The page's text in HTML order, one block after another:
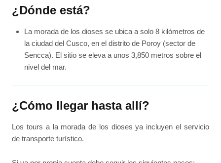
¿Dónde está?
La morada de los dioses se ubica a solo 8 kilómetros de
la ciudad del Cusco, en el distrito de Poroy (sector de
Sencca). El sitio se eleva a unos 3,850 metros sobre el
nivel del mar.
¿Cómo llegar hasta allí?
Los tours a la morada de los dioses ya incluyen el servicio
de transporte turístico.